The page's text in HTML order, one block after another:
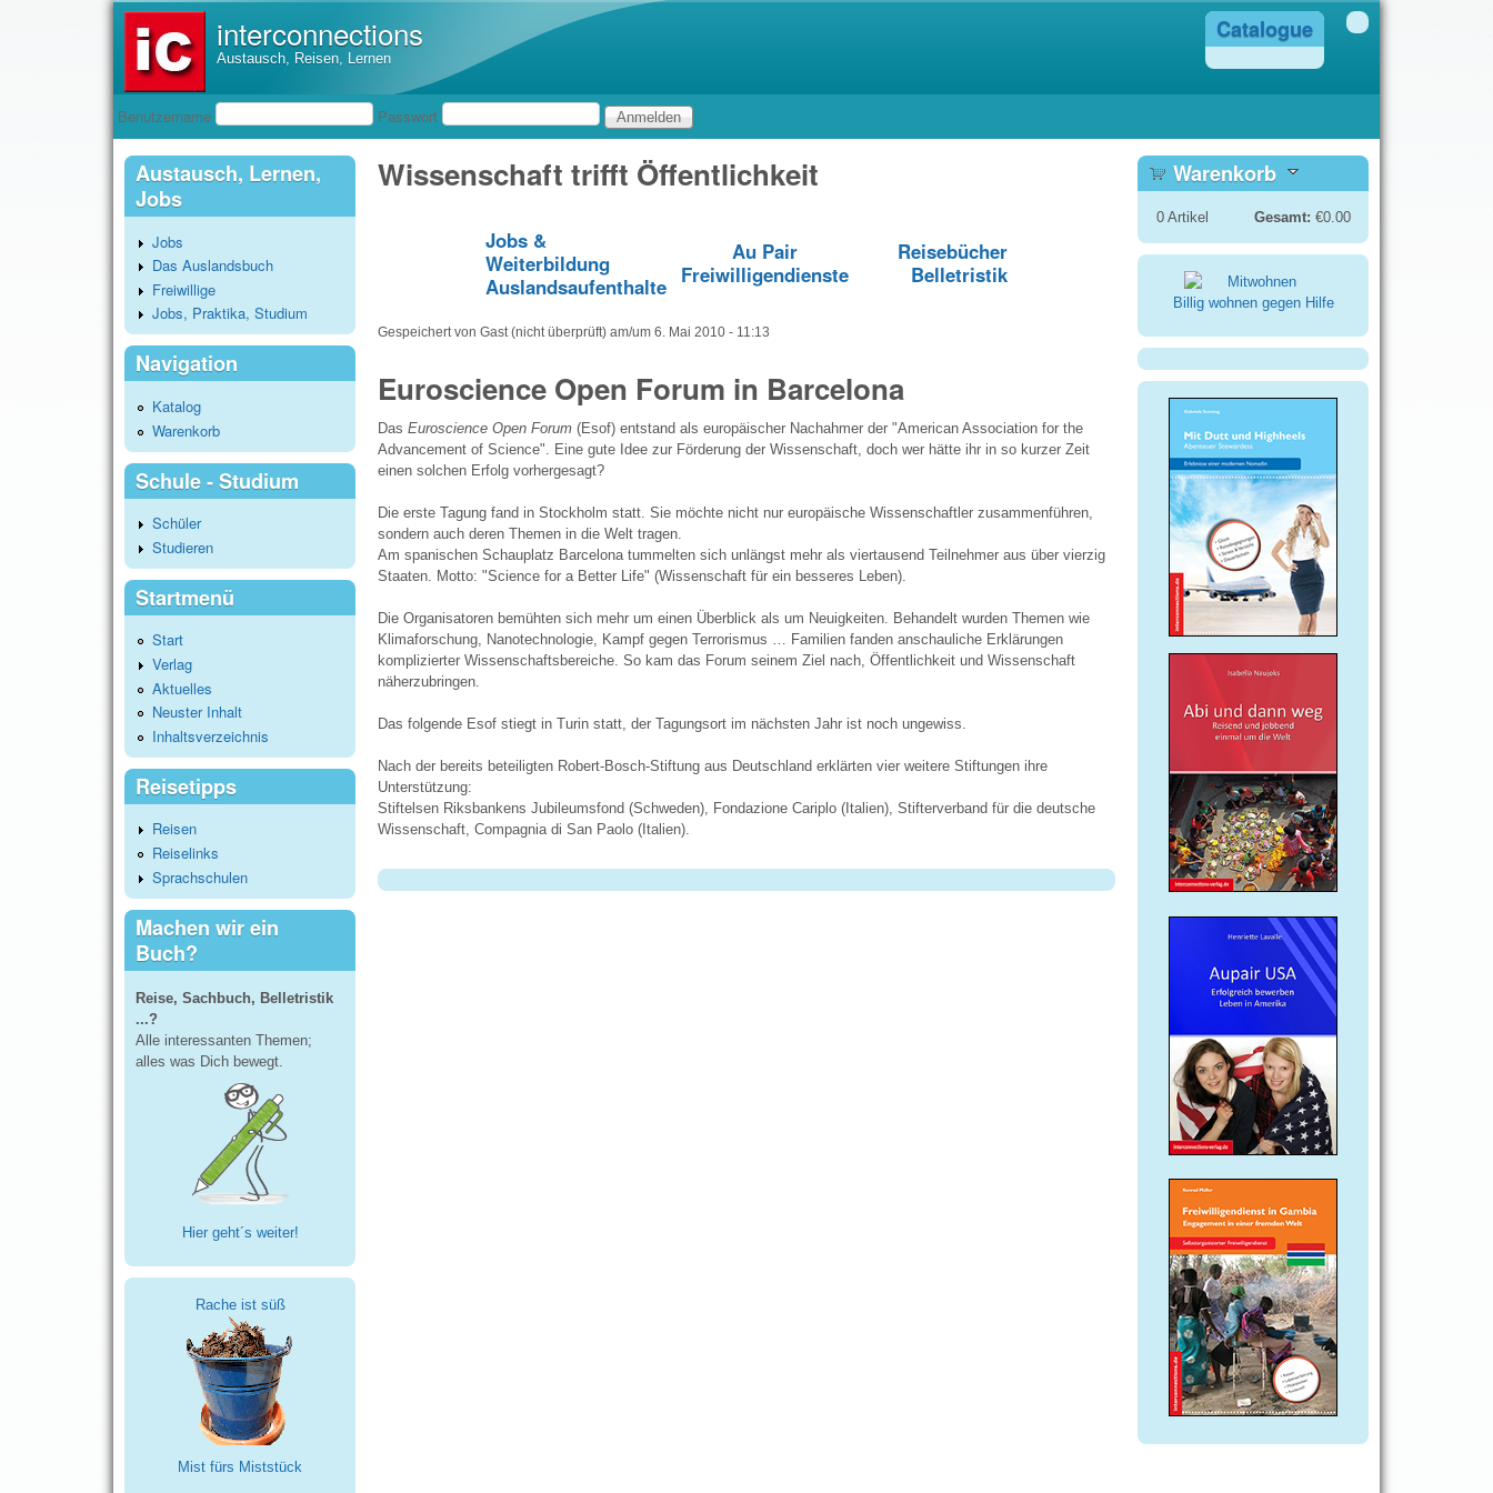
interconnections
Austausch, Reisen, Lernen
Catalogue
Benutzeranmeldung
Benutzername Passwort
Wissenschaft trifft Öffentlichkeit
Jobs &
Weiterbildung
Auslandsaufenthalte
Au Pair
Freiwilligendienste
Reisebücher
Belletristik
Gespeichert von Gast (nicht überprüft) am/um 6. Mai 2010 - 11:13
Euroscience Open Forum in Barcelona
Das Euroscience Open Forum (Esof) entstand als europäischer Nachahmer der "American Association for the
Advancement of Science". Eine gute Idee zur Förderung der Wissenschaft, doch wer hätte ihr in so kurzer Zeit
einen solchen Erfolg vorhergesagt?
Die erste Tagung fand in Stockholm statt. Sie möchte nicht nur europäische Wissenschaftler zusammenführen,
sondern auch deren Themen in die Welt tragen.
Am spanischen Schauplatz Barcelona tummelten sich unlängst mehr als viertausend Teilnehmer aus über vierzig
Staaten. Motto: "Science for a Better Life" (Wissenschaft für ein besseres Leben).
Die Organisatoren bemühten sich mehr um einen Überblick als um Neuigkeiten. Behandelt wurden Themen wie
Klimaforschung, Nanotechnologie, Kampf gegen Terrorismus … Familien fanden anschauliche Erklärungen
komplizierter Wissenschaftsbereiche. So kam das Forum seinem Ziel nach, Öffentlichkeit und Wissenschaft
näherzubringen.
Das folgende Esof stiegt in Turin statt, der Tagungsort im nächsten Jahr ist noch ungewiss.
Nach der bereits beteiligten Robert-Bosch-Stiftung aus Deutschland erklärten vier weitere Stiftungen ihre
Unterstützung:
Stiftelsen Riksbankens Jubileumsfond (Schweden), Fondazione Cariplo (Italien), Stifterverband für die deutsche
Wissenschaft, Compagnia di San Paolo (Italien).
Austausch, Lernen,
Jobs
Jobs
Das Auslandsbuch
Freiwillige
Jobs, Praktika, Studium
Navigation
Katalog
Warenkorb
Schule - Studium
Schüler
Studieren
Startmenü
Start
Verlag
Aktuelles
Neuster Inhalt
Inhaltsverzeichnis
Reisetipps
Reisen
Reiselinks
Sprachschulen
Machen wir ein
Buch?
Reise, Sachbuch, Belletristik
...?
Alle interessanten Themen;
alles was Dich bewegt.
Hier geht´s weiter!
Rache ist süß
Mist fürs Miststück
Warenkorb
0Artikel Gesamt: €0.00
Billig wohnen gegen Hilfe